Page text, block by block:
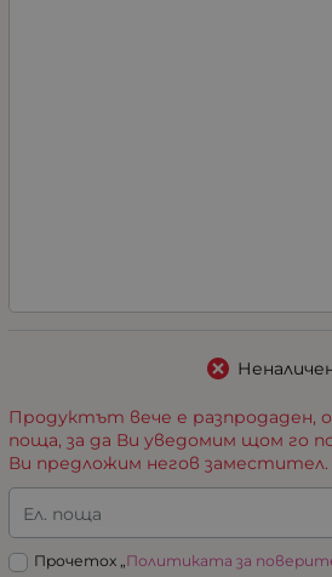
Продуктът вече е разпродаден,
поща, за да Ви уведомим щом го
Ви предложим негов заместител.
Ел. поща
Прочетох „Политиката за